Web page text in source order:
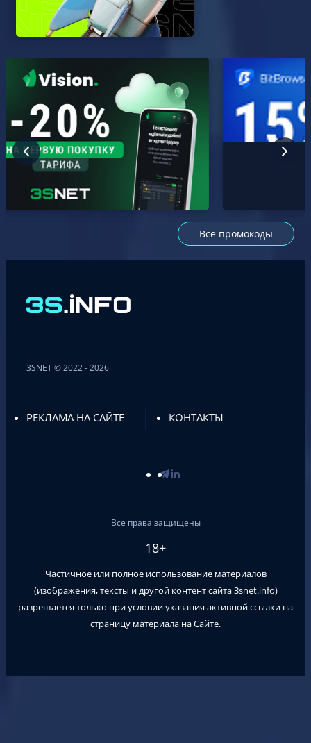
Все промокоды
3SNET © 2022 - 2026
РЕКЛАМА НА САЙТЕ КОНТАКТЫ
Все права защищены
18+
Частичное или полное использование материалов
(изображения, тексты и другой контент сайта3snet.info)
разрешается только при условии указания активной ссылки на
страницу материала на Сайте.